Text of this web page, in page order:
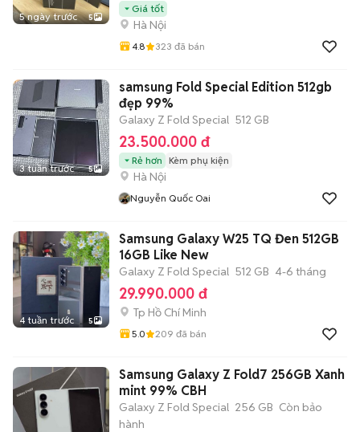
5 ngày trước 5
Giá tốt
Hà Nội
4.8 323 đã bán
3 tuần trước 5
samsung Fold Special Edition 512gb
đẹp 99%
Galaxy Z Fold Special 512 GB
23.500.000 đ
Rẻ hơn Kèm phụ kiện
Hà Nội
Nguyễn Quốc Oai
4 tuần trước 5
Samsung Galaxy W25 TQ Đen 512GB
16GB Like New
Galaxy Z Fold Special 512 GB 4-6 tháng
29.990.000 đ
Tp Hồ Chí Minh
5.0 209 đã bán
Samsung Galaxy Z Fold7 256GB Xanh
mint 99% CBH
Galaxy Z Fold Special 256 GB Còn bảo
hành